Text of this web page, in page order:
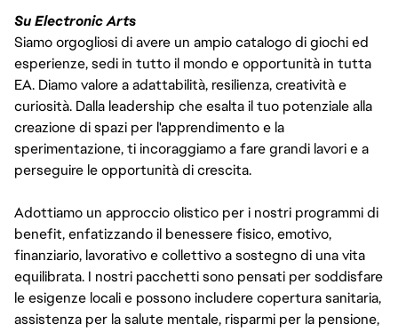
Su Electronic Arts
Siamo orgogliosi di avere un ampio catalogo di giochi ed
esperienze, sedi in tutto il mondo e opportunità in tutta
EA. Diamo valore a adattabilità, resilienza, creatività e
curiosità. Dalla leadership che esalta il tuo potenziale alla
creazione di spazi per l'apprendimento e la
sperimentazione, ti incoraggiamo a fare grandi lavori e a
perseguire le opportunità di crescita.
Adottiamo un approccio olistico per i nostri programmi di
benefit, enfatizzando il benessere fisico, emotivo,
finanziario, lavorativo e collettivo a sostegno di una vita
equilibrata. I nostri pacchetti sono pensati per soddisfare
le esigenze locali e possono includere copertura sanitaria,
assistenza per la salute mentale, risparmi per la pensione,